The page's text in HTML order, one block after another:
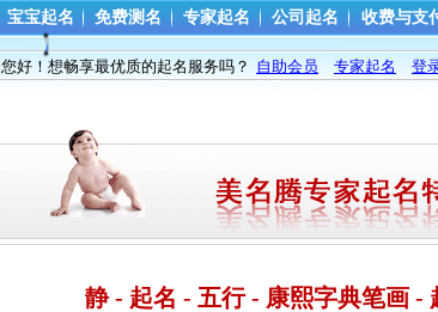
宝宝起名 免费测名 专家起名 公司起名 收费与支
您好！想畅享最优质的起名服务吗？ 自助会员 专家起名 登
静 - 起名 - 五行 - 康熙字典笔画 -